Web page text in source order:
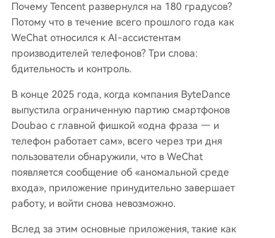
елей телефонов это сотрудничество представ
ляет собой прагматичный шаг. После неудач с
аконный способ улучшить возможности своих
ассисте
Почему Tencent развернулся на 180 градусов?
Потому что в течение всего прошлого года как
WeChat относился к AI-ассистентам
производителей телефонов? Три слова:
бдительность и контроль.
В конце 2025 года, когда компания ByteDance
выпустила ограниченную партию смартфонов
Doubao с главной фишкой «одна фраза — и
телефон работает сам», всего через три дня
пользователи обнаружили, что в WeChat
появляется сообщение об «аномальной среде
входа», приложение принудительно завершает
работу, и войти снова невозможно.
Вслед за этим основные приложения, такие как